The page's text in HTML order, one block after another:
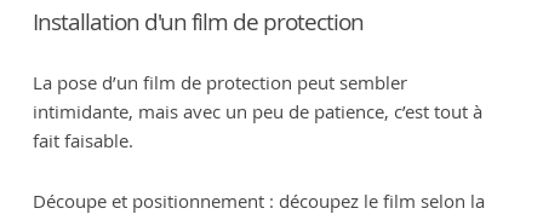
Installation d'un film de protection
La pose d’un film de protection peut sembler
intimidante, mais avec un peu de patience, c’est tout à
fait faisable.
Découpe et positionnement : découpez le film selon la